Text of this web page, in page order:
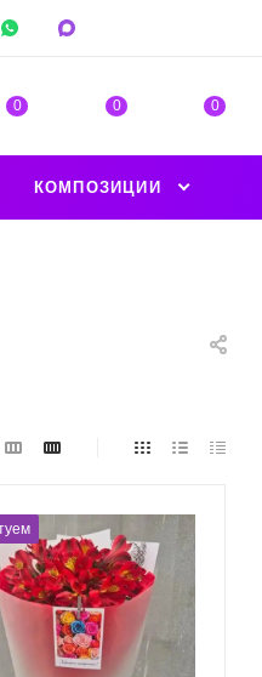
0 0 0
КОМПОЗИЦИИ